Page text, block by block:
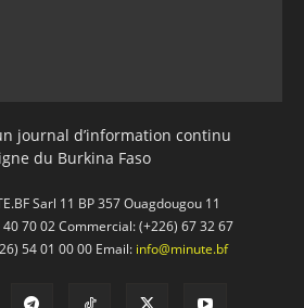
journal d’information continu
du Burkina Faso
Sarl 11 BP 357 Ouagdougou 11
70 02 Commercial: (+226) 67 32 67
54 01 00 00 Email: info@minute.bf